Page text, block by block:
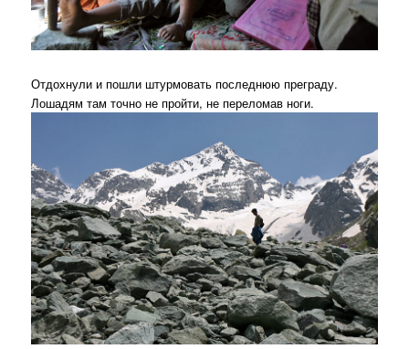
Отдохнули и пошли штурмовать последнюю преграду.
Лошадям там точно не пройти, не переломав ноги.